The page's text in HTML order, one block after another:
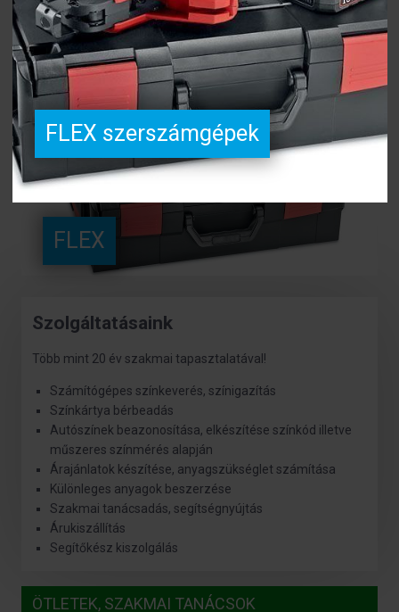
FLEX
Szolgáltatásaink
Több mint 20 év szakmai tapasztalatával!
Számítógépes színkeverés, színigazítás
Színkártya bérbeadás
Autószínek beazonosítása, elkészítése színkód illetve
műszeres színmérés alapján
Árajánlatok készítése, anyagszükséglet számítása
Különleges anyagok beszerzése
Szakmai tanácsadás, segítségnyújtás
Árukiszállítás
Segítőkész kiszolgálás
ÖTLETEK, SZAKMAI TANÁCSOK
FLEX szerszámgépek